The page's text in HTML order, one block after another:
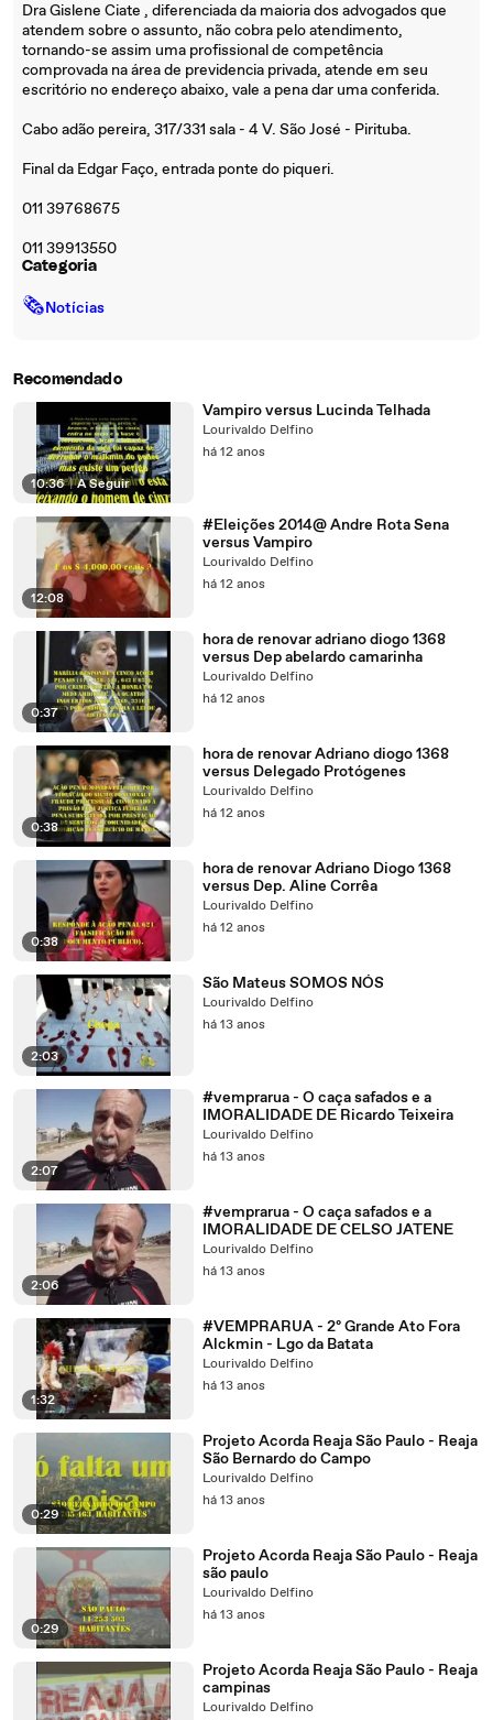
Dra Gislene Ciate , diferenciada da maioria dos advogados que
atendem sobre o assunto, não cobra pelo atendimento,
tornando-se assim uma profissional de competência
comprovada na área de previdencia privada, atende em seu
escritório no endereço abaixo, vale a pena dar uma conferida.
Cabo adão pereira, 317/331 sala - 4 V. São José - Pirituba.
Final da Edgar Faço, entrada ponte do piqueri.
011 39768675
011 39913550
Categoria
🗞Notícias
Recomendado
10:36 | A Seguir
Vampiro versus Lucinda Telhada
Lourivaldo Delfino
há 12 anos
12:08
#Eleições 2014@ Andre Rota Sena
versus Vampiro
Lourivaldo Delfino
há 12 anos
0:37
hora de renovar adriano diogo 1368
versus Dep abelardo camarinha
Lourivaldo Delfino
há 12 anos
0:38
hora de renovar Adriano diogo 1368
versus Delegado Protógenes
Lourivaldo Delfino
há 12 anos
0:38
hora de renovar Adriano Diogo 1368
versus Dep. Aline Corrêa
Lourivaldo Delfino
há 12 anos
2:03
São Mateus SOMOS NÓS
Lourivaldo Delfino
há 13 anos
2:07
#vemprarua - O caça safados e a
IMORALIDADE DE Ricardo Teixeira
Lourivaldo Delfino
há 13 anos
2:06
#vemprarua - O caça safados e a
IMORALIDADE DE CELSO JATENE
Lourivaldo Delfino
há 13 anos
1:32
#VEMPRARUA - 2º Grande Ato Fora
Alckmin - Lgo da Batata
Lourivaldo Delfino
há 13 anos
0:29
Projeto Acorda Reaja São Paulo - Reaja
São Bernardo do Campo
Lourivaldo Delfino
há 13 anos
0:29
Projeto Acorda Reaja São Paulo - Reaja
são paulo
Lourivaldo Delfino
há 13 anos
Projeto Acorda Reaja São Paulo - Reaja
campinas
Lourivaldo Delfino